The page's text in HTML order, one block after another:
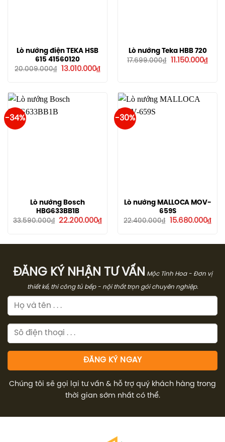
Lò nướng điện TEKA HSB
615 41560120
20.009.000₫
Giá
13.010.000₫Giá
hiện
13.010.000₫.
Lò nướng Teka HBB 720
17.699.000₫
Giá
11.150.000₫Giá
hiện
-34%
Lò nướng Bosch
HBG633BB1B
33.590.000₫
Giá
22.200.000₫Giá
hiện
22.200.000₫.
-30%
Lò nướng MALLOCA MOV-
659S
22.400.000₫
Giá
15.680.000₫Giá
hiện
ĐĂNG KÝ NHẬN TƯ VẤN Mộc Tinh Hoa - Đơn vị
thiết kế, thi công tủ bếp - nội thất trọn gói chuyên nghiệp.
Chúng tôi sẽ gọi lại tư vấn & hỗ trợ quý khách hàng trong
thời gian sớm nhất có thể.